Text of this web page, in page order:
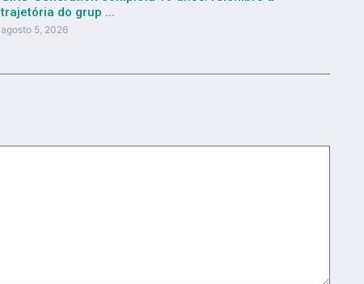
trajetória do grup ...
agosto 5, 2026